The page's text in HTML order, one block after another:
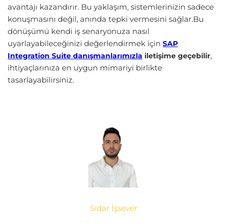
avantajı kazandırır. Bu yaklaşım, sistemlerinizin sadece
konuşmasını değil, anında tepki vermesini sağlar.Bu
dönüşümü kendi iş senaryonuza nasıl
uyarlayabileceğinizi değerlendirmek için SAP
Integration Suite danışmanlarımızla iletişime geçebilir,
ihtiyaçlarınıza en uygun mimariyi birlikte
tasarlayabilirsiniz.
Sidar İşsever